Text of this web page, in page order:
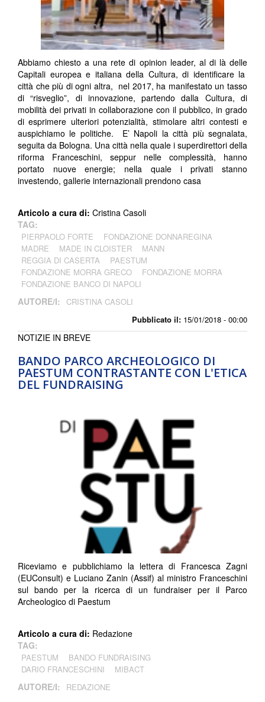
Pubblicato il: 15/01/2018 - 00:00
Abbiamo chiesto a una rete di opinion leader, al di là delle
Capitali europea e italiana della Cultura, di identificare la
città che più di ogni altra, nel 2017, ha manifestato un tasso
di “risveglio”, di innovazione, partendo dalla Cultura, di
mobilità dei privati in collaborazione con il pubblico, in grado
di esprimere ulteriori potenzialità, stimolare altri contesti e
auspichiamo le politiche. E’ Napoli la città più segnalata,
seguita da Bologna. Una città nella quale i superdirettori della
riforma Franceschini, seppur nelle complessità, hanno
portato nuove energie; nella quale i privati stanno
investendo, gallerie internazionali prendono casa
Articolo a cura di: Cristina Casoli
TAG:
PIERPAOLO FORTE
FONDAZIONE DONNAREGINA
MADRE
MADE IN CLOISTER
MANN
REGGIA DI CASERTA
PAESTUM
FONDAZIONE MORRA GRECO
FONDAZIONE MORRA
FONDAZIONE BANCO DI NAPOLI
AUTORE/I: CRISTINA CASOLI
BANDO PARCO ARCHEOLOGICO DI
PAESTUM CONTRASTANTE CON L'ETICA
DEL FUNDRAISING
NOTIZIE IN BREVE
Riceviamo e pubblichiamo la lettera di Francesca Zagni
(EUConsult) e Luciano Zanin (Assif) al ministro Franceschini
sul bando per la ricerca di un fundraiser per il Parco
Archeologico di Paestum
Articolo a cura di: Redazione
TAG:
PAESTUM
BANDO FUNDRAISING
DARIO FRANCESCHINI
MIBACT
AUTORE/I: REDAZIONE